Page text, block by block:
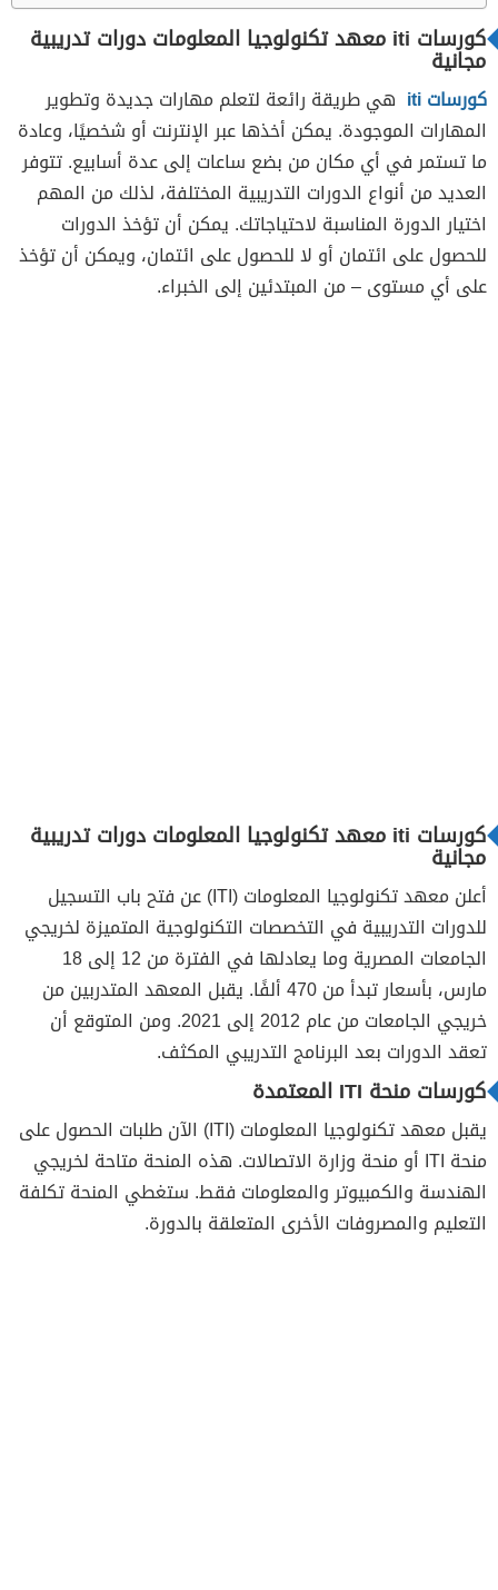
كورسات iti معهد تكنولوجيا المعلومات دورات تدريبية
مجانية
كورسات iti
هي طريقة رائعة لتعلم مهارات جديدة وتطوير
المهارات الموجودة. يمكن أخذها عبر الإنترنت أو شخصيًا، وعادة
ما تستمر في أي مكان من بضع ساعات إلى عدة أسابيع. تتوفر
العديد من أنواع الدورات التدريبية المختلفة، لذلك من المهم
اختيار الدورة المناسبة لاحتياجاتك. يمكن أن تؤخذ الدورات
للحصول على ائتمان أو لا للحصول على ائتمان، ويمكن أن تؤخذ
على أي مستوى – من المبتدئين إلى الخبراء.
كورسات iti معهد تكنولوجيا المعلومات دورات تدريبية
مجانية
أعلن معهد تكنولوجيا المعلومات (ITI) عن فتح باب التسجيل
للدورات التدريبية في التخصصات التكنولوجية المتميزة لخريجي
الجامعات المصرية وما يعادلها في الفترة من 12 إلى 18
مارس، بأسعار تبدأ من 470 ألفًا. يقبل المعهد المتدربين من
خريجي الجامعات من عام 2012 إلى 2021. ومن المتوقع أن
تعقد الدورات بعد البرنامج التدريبي المكثف.
كورسات منحة ITI المعتمدة
يقبل معهد تكنولوجيا المعلومات (ITI) الآن طلبات الحصول على
منحة ITI أو منحة وزارة الاتصالات. هذه المنحة متاحة لخريجي
الهندسة والكمبيوتر والمعلومات فقط. ستغطي المنحة تكلفة
التعليم والمصروفات الأخرى المتعلقة بالدورة.